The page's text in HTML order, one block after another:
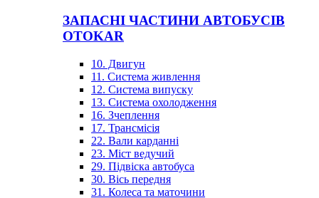
ЗАПАСНІ ЧАСТИНИ АВТОБУСІВ
OTOKAR
10. Двигун
11. Система живлення
12. Система випуску
13. Система охолодження
16. Зчеплення
17. Трансмісія
22. Вали карданні
23. Міст ведучий
29. Підвіска автобуса
30. Вісь передня
31. Колеса та маточини